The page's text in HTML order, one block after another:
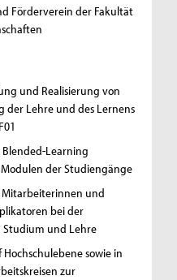
Förderverein der Fakultät
und Realisierung von
Lehre und des Lernens
Learning
der Studiengänge
und
bei der
Studium und Lehre
sowie in
zur